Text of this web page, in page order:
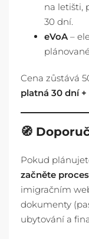
na letišti,
30 dní.
eVoA –
Cena zůstává
platná 30 dní
🧭
Pokud
začněte
imigračním
dokumenty
ubytování a